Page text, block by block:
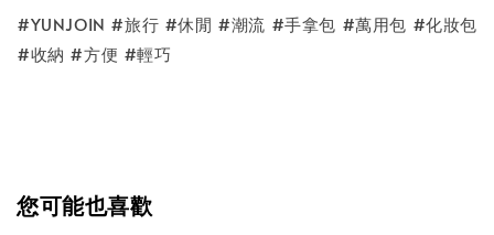
#YUNJOIN #旅行 #休閒 #潮流 #手拿包 #萬用包 #化妝包
#收納 #方便 #輕巧
您可能也喜歡